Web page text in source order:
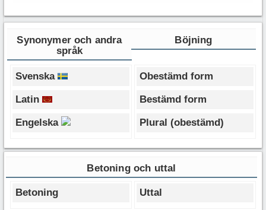
Synonymer och andra
språk
Böjning
Svenska
Latin
Engelska
Obestämd form
Bestämd form
Plural (obestämd)
Betoning och uttal
Betoning Uttal